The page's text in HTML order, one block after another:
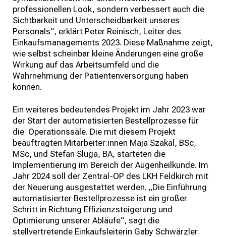
professionellen Look, sondern verbessert auch die
Sichtbarkeit und Unterscheidbarkeit unseres
Personals“, erklärt Peter Reinisch, Leiter des
Einkaufsmanagements 2023. Diese Maßnahme zeigt,
wie selbst scheinbar kleine Änderungen eine große
Wirkung auf das Arbeitsumfeld und die
Wahrnehmung der Patientenversorgung haben
können.
Ein weiteres bedeutendes Projekt im Jahr 2023 war
der Start der automatisierten Bestellprozesse für
die Operationssäle. Die mit diesem Projekt
beauftragten Mitarbeiter:innen Maja Szakal, BSc,
MSc, und Stefan Sluga, BA, starteten die
Implementierung im Bereich der Augenheilkunde. Im
Jahr 2024 soll der Zentral-OP des LKH Feldkirch mit
der Neuerung ausgestattet werden. „Die Einführung
automatisierter Bestellprozesse ist ein großer
Schritt in Richtung Effizienzsteigerung und
Optimierung unserer Abläufe“, sagt die
stellvertretende Einkaufsleiterin Gaby Schwärzler.